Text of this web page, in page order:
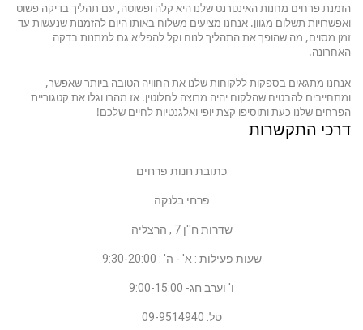
פרחים מחנות האינטרנט שלנו היא קלה ופשוטה, עם תהליך בדיקה פשוט
תשלום מגוון. אנחנו מציעים משלוח באותו היום להזמנות שנעשות עד
מסוים, מה שהופך את התהליך לנוח וקל להפליא גם למתנות בדקה
.
מתגאים בספקות ללקוחות שלנו את החוויה הטובה ביותר שאפשר,
להבטיח שהלקוח יהיה מרוצה לחלוטין. אז מהרו וגלו את קטגוריית
שלנו כעת ותוסיפו קצת יופי ואלגנטיות לחיים שלכם!
התקשרות
כתובת חנות פרחים
פרחי בלנקה
שדרות ח''ן 7 , הרצליה
שעות פעילות : א' - ה' : 9:30-20:00
ו' וערב חג- 9:00-15:00